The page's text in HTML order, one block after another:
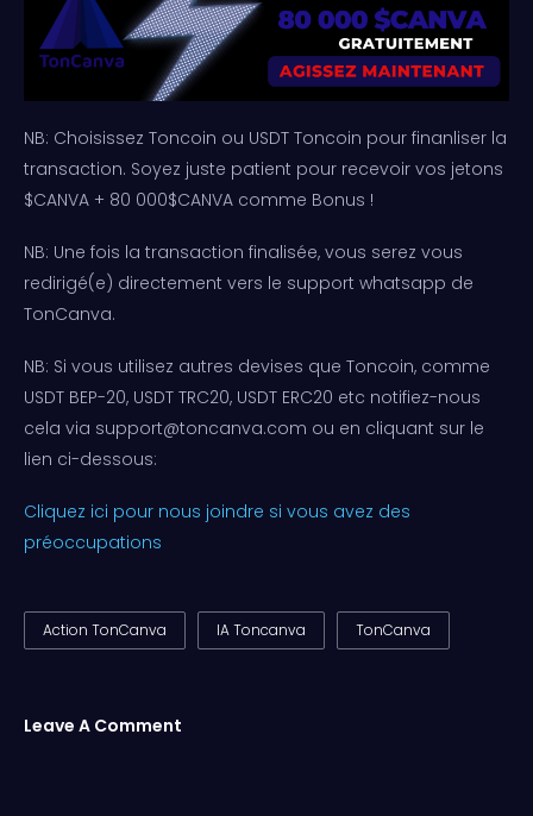
NB: Choisissez Toncoin ou USDT Toncoin pour finanliser la
transaction. Soyez juste patient pour recevoir vos jetons
$CANVA + 80 000$CANVA comme Bonus !
NB: Une fois la transaction finalisée, vous serez vous
redirigé(e) directement vers le support whatsapp de
TonCanva.
NB: Si vous utilisez autres devises que Toncoin, comme
USDT BEP-20, USDT TRC20, USDT ERC20 etc notifiez-nous
cela via support@toncanva.com ou en cliquant sur le
lien ci-dessous:
Cliquez ici pour nous joindre si vous avez des
préoccupations
Action TonCanva IA Toncanva TonCanva
Leave A Comment